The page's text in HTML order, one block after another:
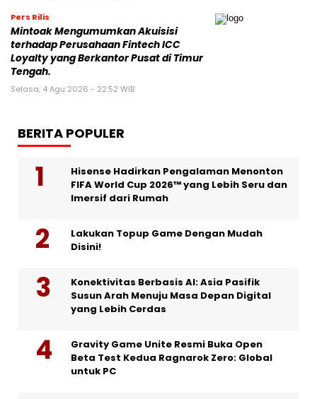
Pers Rilis
Mintoak Mengumumkan Akuisisi
terhadap Perusahaan Fintech ICC
Loyalty yang Berkantor Pusat di Timur
Tengah.
Selasa, 4 Agu 2026 - 22:52 WIB
BERITA POPULER
Hisense Hadirkan Pengalaman Menonton
FIFA World Cup 2026™ yang Lebih Seru dan
Imersif dari Rumah
Lakukan Topup Game Dengan Mudah
Disini!
Konektivitas Berbasis AI: Asia Pasifik
Susun Arah Menuju Masa Depan Digital
yang Lebih Cerdas
Gravity Game Unite Resmi Buka Open
Beta Test Kedua Ragnarok Zero: Global
untuk PC